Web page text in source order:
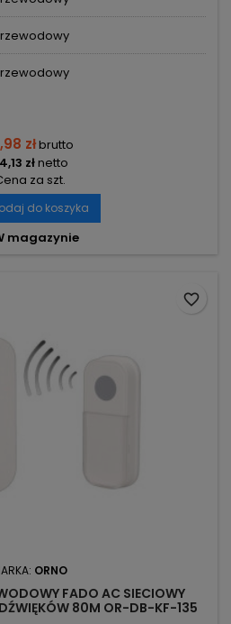
złbrutto
złnetto
za szt.
do koszyka
magazynie
ORNO
FADO AC SIECIOWY
80M OR-DB-KF-135
favorite_border